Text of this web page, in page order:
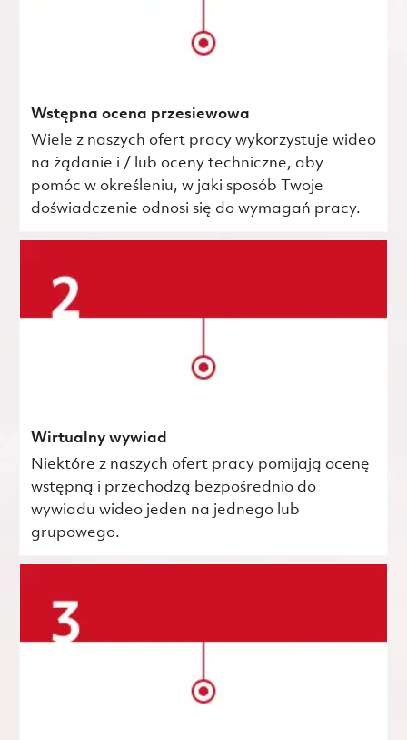
Wstępna ocena przesiewowa
Wiele z naszych ofert pracy wykorzystuje wideo
na żądanie i / lub oceny techniczne, aby
pomóc w określeniu, w jaki sposób Twoje
doświadczenie odnosi się do wymagań pracy.
Wirtualny wywiad
Niektóre z naszych ofert pracy pomijają ocenę
wstępną i przechodzą bezpośrednio do
wywiadu wideo jeden na jednego lub
grupowego.